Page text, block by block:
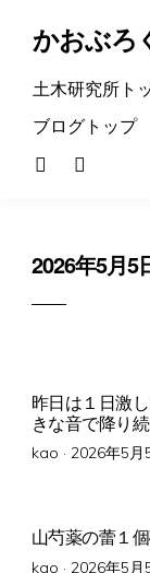
かおぶろ
土木研究所ト
ブログトップ
2026年5月5
昨日は１日激
きな音で降り
kao · Posted
2026年5月
山芍薬の蕾１
kao · Posted
2026年5月